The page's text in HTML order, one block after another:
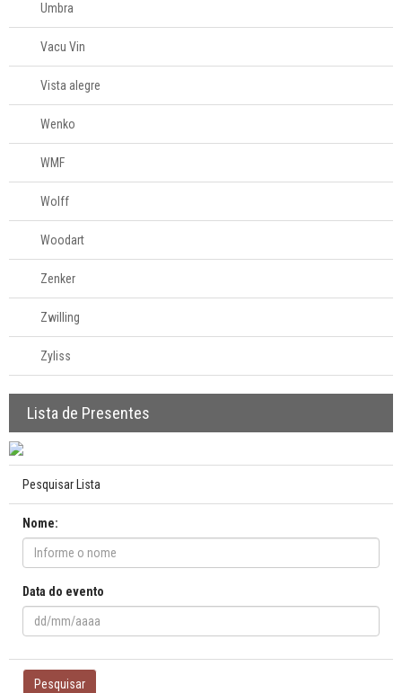
Umbra
Vacu Vin
Vista alegre
Wenko
WMF
Wolff
Woodart
Zenker
Zwilling
Zyliss
Lista de Presentes
Pesquisar Lista
Nome:
Data do evento
Pesquisar